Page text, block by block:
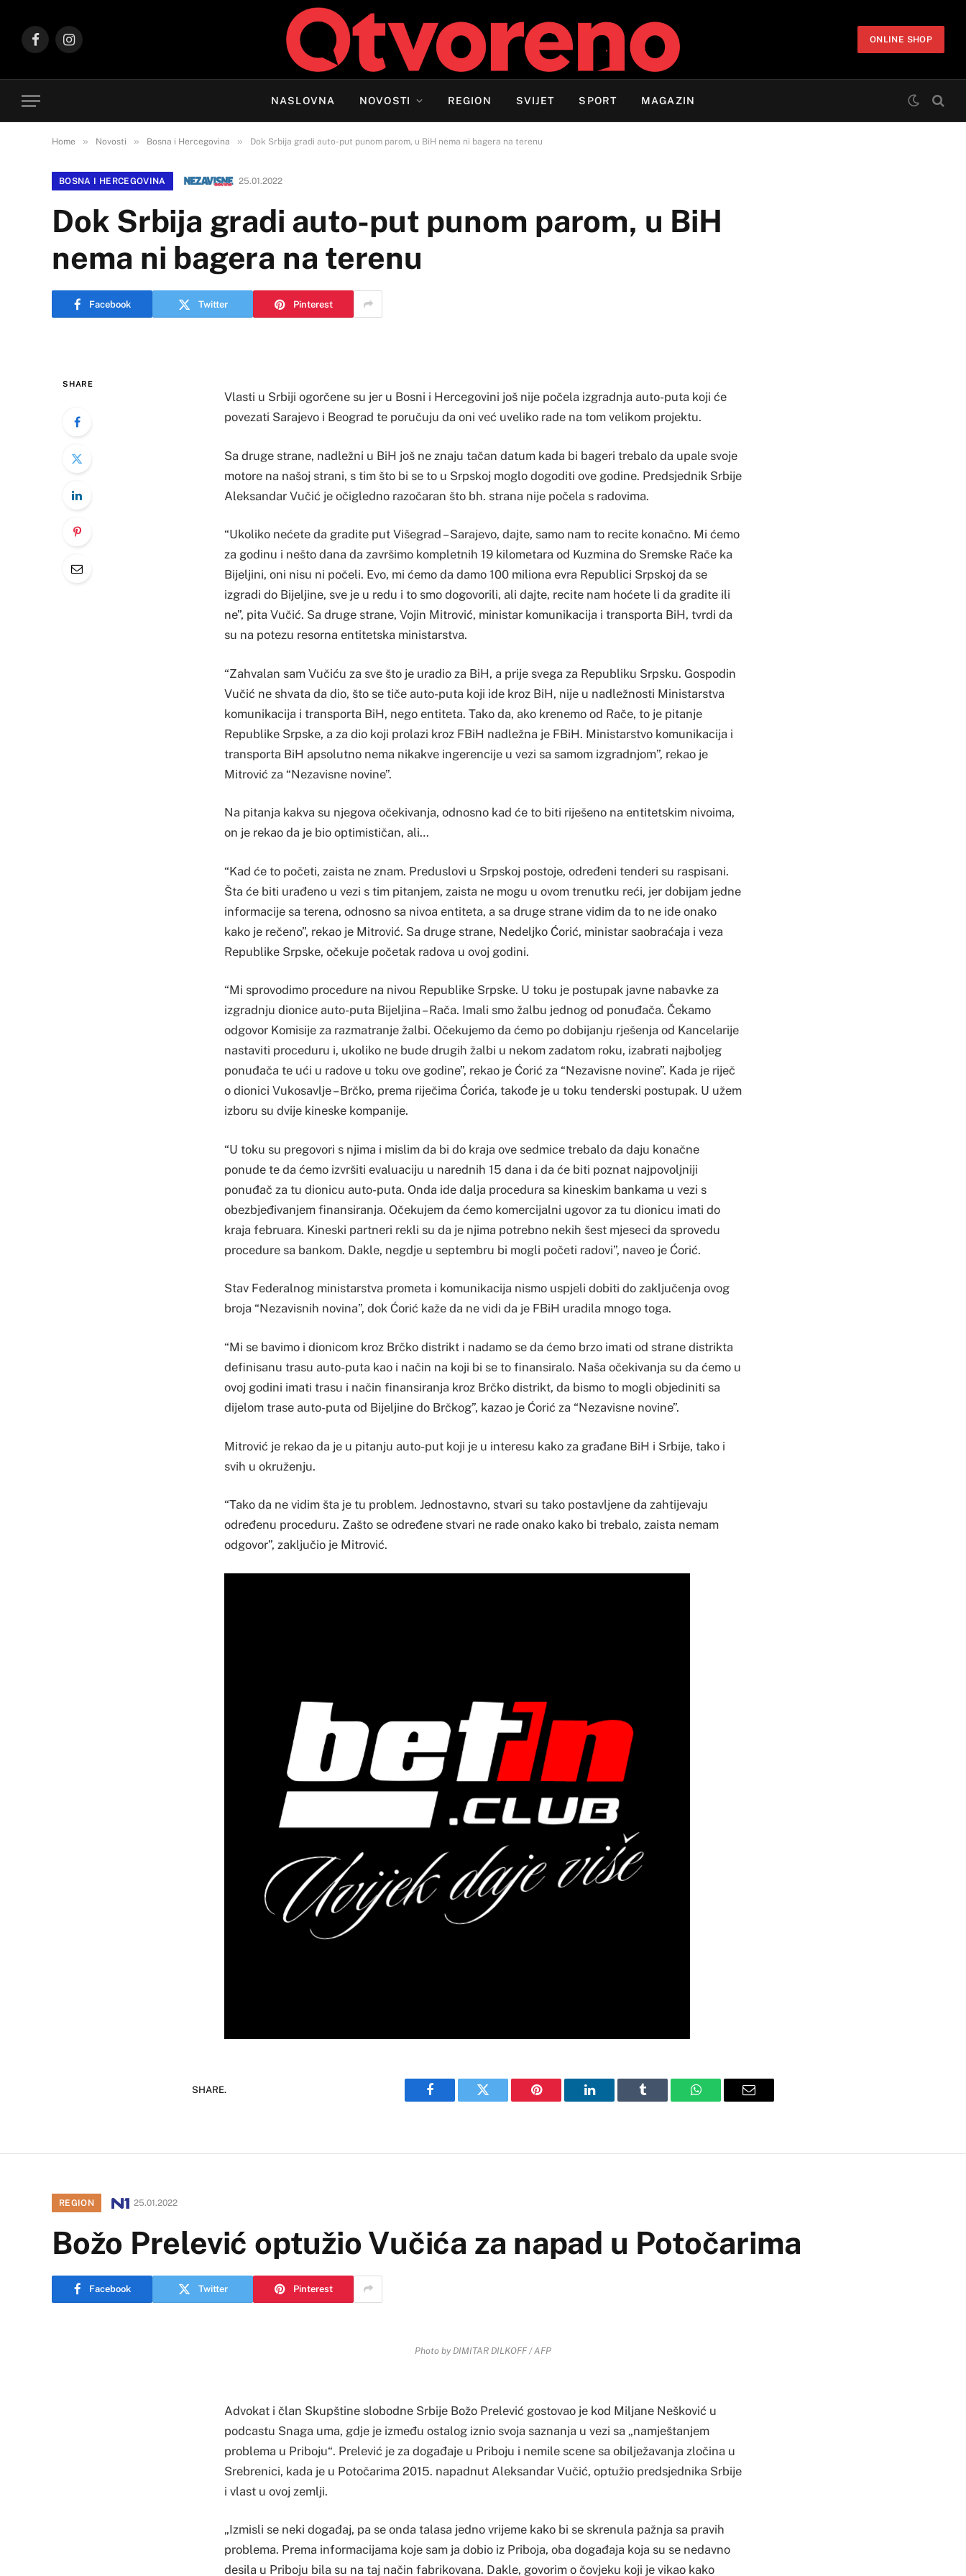
FacebookInstagram
ONLINE SHOP
NASLOVNA NOVOSTI REGION SVIJET SPORT MAGAZIN
Home » Novosti » Bosna i Hercegovina » Dok Srbija gradi auto-put punom parom, u BiH nema ni bagera na terenu
BOSNA I HERCEGOVINA 25.01.2022
Dok Srbija gradi auto-put punom parom, u BiH
nema ni bagera na terenu
Facebook Twitter Pinterest
SHARE
Vlasti u Srbiji ogorčene su jer u Bosni i Hercegovini još nije počela izgradnja auto-puta koji će
povezati Sarajevo i Beograd te poručuju da oni već uveliko rade na tom velikom projektu.
Sa druge strane, nadležni u BiH još ne znaju tačan datum kada bi bageri trebalo da upale svoje
motore na našoj strani, s tim što bi se to u Srpskoj moglo dogoditi ove godine. Predsjednik Srbije
Aleksandar Vučić je očigledno razočaran što bh. strana nije počela s radovima.
“Ukoliko nećete da gradite put Višegrad – Sarajevo, dajte, samo nam to recite konačno. Mi ćemo
za godinu i nešto dana da završimo kompletnih 19 kilometara od Kuzmina do Sremske Rače ka
Bijeljini, oni nisu ni počeli. Evo, mi ćemo da damo 100 miliona evra Republici Srpskoj da se
izgradi do Bijeljine, sve je u redu i to smo dogovorili, ali dajte, recite nam hoćete li da gradite ili
ne”, pita Vučić. Sa druge strane, Vojin Mitrović, ministar komunikacija i transporta BiH, tvrdi da
su na potezu resorna entitetska ministarstva.
“Zahvalan sam Vučiću za sve što je uradio za BiH, a prije svega za Republiku Srpsku. Gospodin
Vučić ne shvata da dio, što se tiče auto-puta koji ide kroz BiH, nije u nadležnosti Ministarstva
komunikacija i transporta BiH, nego entiteta. Tako da, ako krenemo od Rače, to je pitanje
Republike Srpske, a za dio koji prolazi kroz FBiH nadležna je FBiH. Ministarstvo komunikacija i
transporta BiH apsolutno nema nikakve ingerencije u vezi sa samom izgradnjom”, rekao je
Mitrović za “Nezavisne novine”.
Na pitanja kakva su njegova očekivanja, odnosno kad će to biti riješeno na entitetskim nivoima,
on je rekao da je bio optimističan, ali…
“Kad će to početi, zaista ne znam. Preduslovi u Srpskoj postoje, određeni tenderi su raspisani.
Šta će biti urađeno u vezi s tim pitanjem, zaista ne mogu u ovom trenutku reći, jer dobijam jedne
informacije sa terena, odnosno sa nivoa entiteta, a sa druge strane vidim da to ne ide onako
kako je rečeno”, rekao je Mitrović. Sa druge strane, Nedeljko Ćorić, ministar saobraćaja i veza
Republike Srpske, očekuje početak radova u ovoj godini.
“Mi sprovodimo procedure na nivou Republike Srpske. U toku je postupak javne nabavke za
izgradnju dionice auto-puta Bijeljina – Rača. Imali smo žalbu jednog od ponuđača. Čekamo
odgovor Komisije za razmatranje žalbi. Očekujemo da ćemo po dobijanju rješenja od Kancelarije
nastaviti proceduru i, ukoliko ne bude drugih žalbi u nekom zadatom roku, izabrati najboljeg
ponuđača te ući u radove u toku ove godine”, rekao je Ćorić za “Nezavisne novine”. Kada je riječ
o dionici Vukosavlje – Brčko, prema riječima Ćorića, takođe je u toku tenderski postupak. U užem
izboru su dvije kineske kompanije.
“U toku su pregovori s njima i mislim da bi do kraja ove sedmice trebalo da daju konačne
ponude te da ćemo izvršiti evaluaciju u narednih 15 dana i da će biti poznat najpovoljniji
ponuđač za tu dionicu auto-puta. Onda ide dalja procedura sa kineskim bankama u vezi s
obezbjeđivanjem finansiranja. Očekujem da ćemo komercijalni ugovor za tu dionicu imati do
kraja februara. Kineski partneri rekli su da je njima potrebno nekih šest mjeseci da sprovedu
procedure sa bankom. Dakle, negdje u septembru bi mogli početi radovi”, naveo je Ćorić.
Stav Federalnog ministarstva prometa i komunikacija nismo uspjeli dobiti do zaključenja ovog
broja “Nezavisnih novina”, dok Ćorić kaže da ne vidi da je FBiH uradila mnogo toga.
“Mi se bavimo i dionicom kroz Brčko distrikt i nadamo se da ćemo brzo imati od strane distrikta
definisanu trasu auto-puta kao i način na koji bi se to finansiralo. Naša očekivanja su da ćemo u
ovoj godini imati trasu i način finansiranja kroz Brčko distrikt, da bismo to mogli objediniti sa
dijelom trase auto-puta od Bijeljine do Brčkog”, kazao je Ćorić za “Nezavisne novine”.
Mitrović je rekao da je u pitanju auto-put koji je u interesu kako za građane BiH i Srbije, tako i
svih u okruženju.
“Tako da ne vidim šta je tu problem. Jednostavno, stvari su tako postavljene da zahtijevaju
određenu proceduru. Zašto se određene stvari ne rade onako kako bi trebalo, zaista nemam
odgovor”, zaključio je Mitrović.
SHARE.
Facebook Twitter Pinterest LinkedIn Tumblr WhatsAppEmail
REGION 25.01.2022
Božo Prelević optužio Vučića za napad u Potočarima
Facebook Twitter Pinterest
Photo by DIMITAR DILKOFF / AFP
Advokat i član Skupštine slobodne Srbije Božo Prelević gostovao je kod Miljane Nešković u
podcastu Snaga uma, gdje je između ostalog iznio svoja saznanja u vezi sa „namještanjem
problema u Priboju“. Prelević je za događaje u Priboju i nemile scene sa obilježavanja zločina u
Srebrenici, kada je u Potočarima 2015. napadnut Aleksandar Vučić, optužio predsjednika Srbije
i vlast u ovoj zemlji.
„Izmisli se neki događaj, pa se onda talasa jedno vrijeme kako bi se skrenula pažnja sa pravih
problema. Prema informacijama koje sam ja dobio iz Priboja, oba događaja koja su se nedavno
desila u Priboju bila su na taj način fabrikovana. Dakle, govorim o čovjeku koji je vikao kako